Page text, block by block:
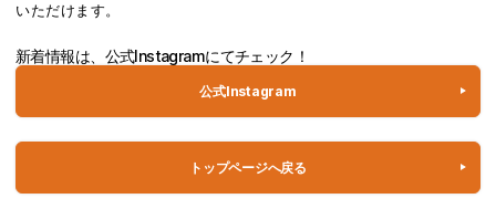
いただけます。
新着情報は、公式Instagramにてチェック！
公式Instagram
トップページへ戻る